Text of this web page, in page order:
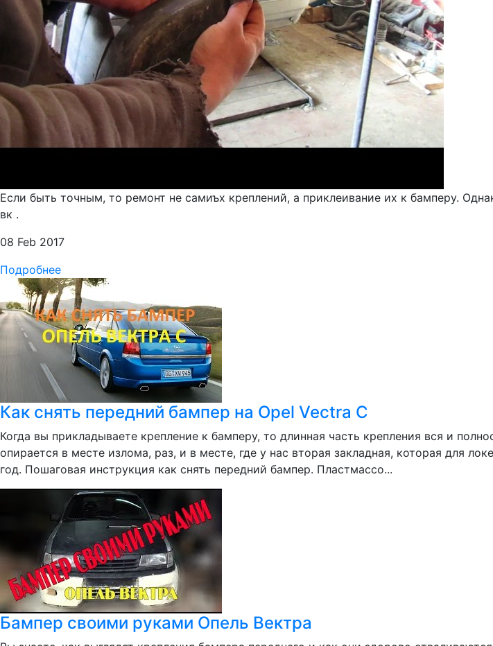
Если быть точным, то ремонт не самиъх креплений, а приклеивание их к бамперу.
вк .
08 Feb 2017
Подробнее
Как снять передний бампер на Opel Vectra C
Когда вы прикладываете крепление к бамперу, то длинная часть крепления вся и
опирается в месте излома, раз, и в месте, где у нас вторая закладная, которая для
год. Пошаговая инструкция как снять передний бампер. Пластмассо...
Бампер своими руками Опель Вектра